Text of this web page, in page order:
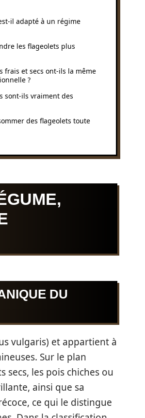
il adapté à un régime
les flageolets plus
frais et secs ont-ils la même
?
sont-ils vraiment des
des flageolets toute
DU
vulgaris) et appartient à
Sur le plan
secs, les pois chiches ou
ainsi que sa
ce qui le distingue